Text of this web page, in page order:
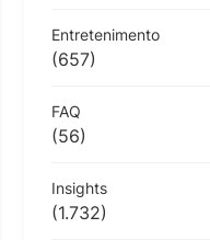
Entretenimento
(657)
FAQ
(56)
Insights
(1.732)